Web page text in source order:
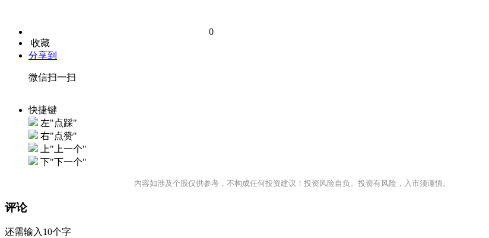
0
收藏
分享到
微信扫一扫
快捷键
左"点踩"
右"点赞"
上"上一个"
下"下一个"
内容如涉及个股仅供参考，不构成任何投资建议！投资风险自负。投资有风险，入市须谨慎。
评论
还需输入10个字